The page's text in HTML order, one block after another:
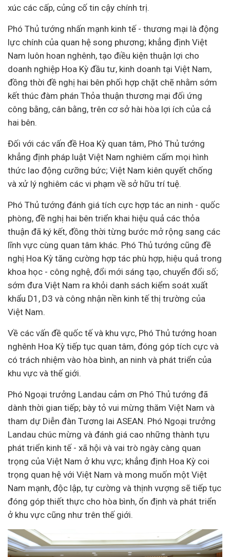
xúc các cấp, củng cố tin cậy chính trị.
Phó Thủ tướng nhấn mạnh kinh tế - thương mại là động
lực chính của quan hệ song phương; khẳng định Việt
Nam luôn hoan nghênh, tạo điều kiện thuận lợi cho
doanh nghiệp Hoa Kỳ đầu tư, kinh doanh tại Việt Nam,
đồng thời đề nghị hai bên phối hợp chặt chẽ nhằm sớm
kết thúc đàm phán Thỏa thuận thương mại đối ứng
công bằng, cân bằng, trên cơ sở hài hòa lợi ích của cả
hai bên.
Đối với các vấn đề Hoa Kỳ quan tâm, Phó Thủ tướng
khẳng định pháp luật Việt Nam nghiêm cấm mọi hình
thức lao động cưỡng bức; Việt Nam kiên quyết chống
và xử lý nghiêm các vi phạm về sở hữu trí tuệ.
Phó Thủ tướng đánh giá tích cực hợp tác an ninh - quốc
phòng, đề nghị hai bên triển khai hiệu quả các thỏa
thuận đã ký kết, đồng thời từng bước mở rộng sang các
lĩnh vực cùng quan tâm khác. Phó Thủ tướng cũng đề
nghị Hoa Kỳ tăng cường hợp tác phù hợp, hiệu quả trong
khoa học - công nghệ, đổi mới sáng tạo, chuyển đổi số;
sớm đưa Việt Nam ra khỏi danh sách kiểm soát xuất
khẩu D1, D3 và công nhận nền kinh tế thị trường của
Việt Nam.
Về các vấn đề quốc tế và khu vực, Phó Thủ tướng hoan
nghênh Hoa Kỳ tiếp tục quan tâm, đóng góp tích cực và
có trách nhiệm vào hòa bình, an ninh và phát triển của
khu vực và thế giới.
Phó Ngoại trưởng Landau cảm ơn Phó Thủ tướng đã
dành thời gian tiếp; bày tỏ vui mừng thăm Việt Nam và
tham dự Diễn đàn Tương lai ASEAN. Phó Ngoại trưởng
Landau chúc mừng và đánh giá cao những thành tựu
phát triển kinh tế - xã hội và vai trò ngày càng quan
trọng của Việt Nam ở khu vực; khẳng định Hoa Kỳ coi
trọng quan hệ với Việt Nam và mong muốn một Việt
Nam mạnh, độc lập, tự cường và thịnh vượng sẽ tiếp tục
đóng góp thiết thực cho hòa bình, ổn định và phát triển
ở khu vực cũng như trên thế giới.